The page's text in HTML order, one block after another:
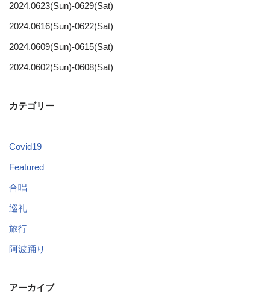
2024.0623(Sun)-0629(Sat)
2024.0616(Sun)-0622(Sat)
2024.0609(Sun)-0615(Sat)
2024.0602(Sun)-0608(Sat)
カテゴリー
Covid19
Featured
合唱
巡礼
旅行
阿波踊り
アーカイブ